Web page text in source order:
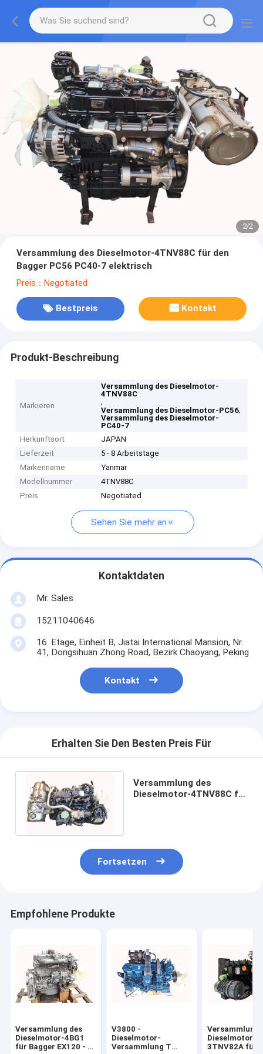
2/2
Versammlung des Dieselmotor-4TNV88C für den
Bagger PC56 PC40-7 elektrisch
Preis：Negotiated
Bestpreis Kontakt
Produkt-Beschreibung
Markieren
Versammlung des Dieselmotor-
4TNV88C
,
Versammlung des Dieselmotor-PC56,
Versammlung des Dieselmotor-
PC40-7
Herkunftsort
JAPAN
Lieferzeit
5 - 8 Arbeitstage
Markenname
Yanmar
Modellnummer
4TNV88C
Preis
Negotiated
Sehen Sie mehr an
Kontaktdaten
Mr. Sales
15211040646
16. Etage, Einheit B, Jiatai International Mansion, Nr.
41, Dongsihuan Zhong Road, Bezirk Chaoyang, Peking
Kontakt
Erhalten Sie Den Besten Preis Für
Versammlung des
Dieselmotor-4TNV88C für
Fortsetzen
Empfohlene Produkte
Versammlung des
Dieselmotor-4BG1
für Bagger EX120 - 5
V3800 -
Dieselmotor-
Versammlung T
Versammlung
Dieselmotor-
3TNV82A für